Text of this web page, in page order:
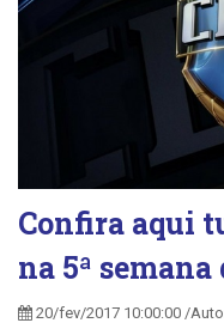
Confira aqui
na 5ª semana
20/fev/2017 10:00:00 /